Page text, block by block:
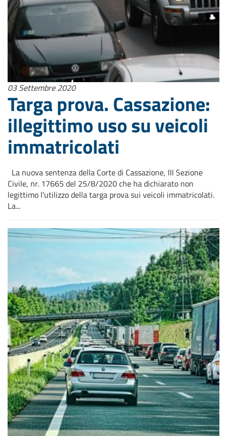
03 Settembre 2020
Targa prova. Cassazione:
illegittimo uso su veicoli
immatricolati
La nuova sentenza della Corte di Cassazione, III Sezione
Civile, nr. 17665 del 25/8/2020 che ha dichiarato non
legittimo l'utilizzo della targa prova sui veicoli immatricolati.
La...